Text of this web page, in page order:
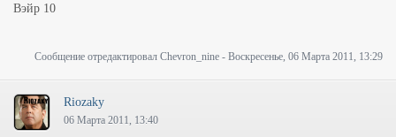
Вэйр 10
Сообщение отредактировал Chevron_nine - Воскресенье, 06 Марта 2011, 13:29
Riozaky
06 Марта 2011, 13:40